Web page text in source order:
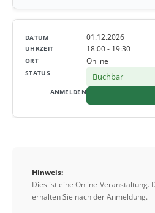
01.12.2026
18:00 - 19:30
Online
Buchbar
Hinweis:
Dies ist eine Online-Veranstaltung.
erhalten Sie nach der Anmeldung.